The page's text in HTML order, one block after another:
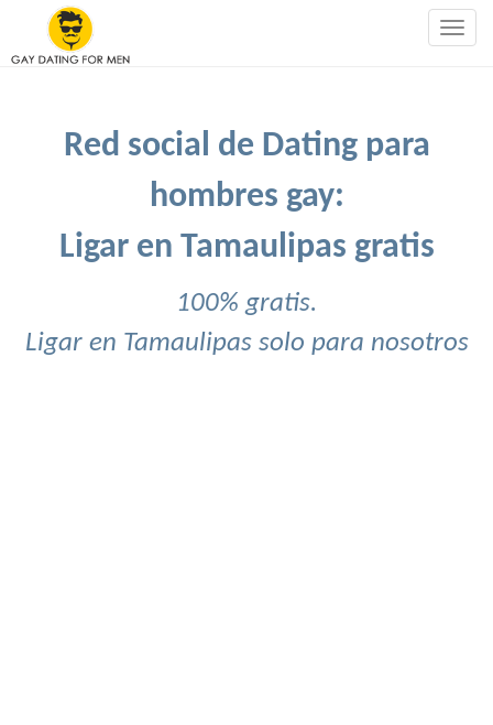
Red social de Dating para
hombres gay:
Ligar en Tamaulipas gratis
100% gratis.
Ligar en Tamaulipas solo para nosotros